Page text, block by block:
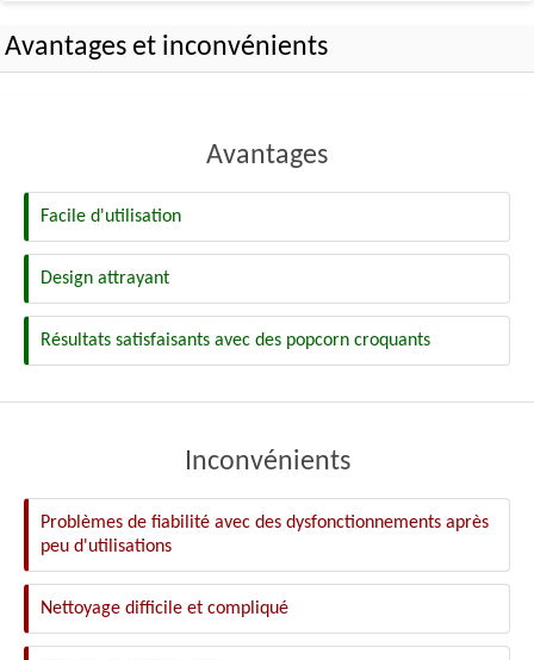
Avantages et inconvénients
Avantages
Facile d'utilisation
Design attrayant
Résultats satisfaisants avec des popcorn croquants
Inconvénients
Problèmes de fiabilité avec des dysfonctionnements après
peu d'utilisations
Nettoyage difficile et compliqué